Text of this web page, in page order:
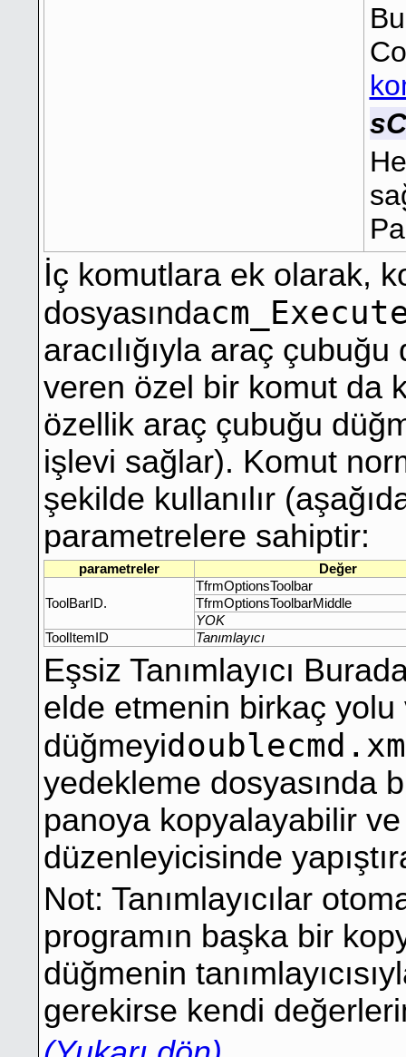
İç komutlara ek olarak,
dosyasında
aracılığıyla araç
veren özel bir komut da
özellik araç çubuğu
işlevi sağlar). Komut
şekilde kullanılır
parametrelere sahiptir:
parametreler Değer
ToolBarID.
TfrmOptionsToolbar
TfrmOptionsToolbarMiddle
YOK
ToolItemID
Tanımlayıcı
Eşsiz Tanımlayıcı
elde etmenin birkaç yolu
düğmeyi
yedekleme dosyasında
panoya kopyalayabilir
düzenleyicisinde
Not: Tanımlayıcılar
programın başka bir
düğmenin
gerekirse kendi